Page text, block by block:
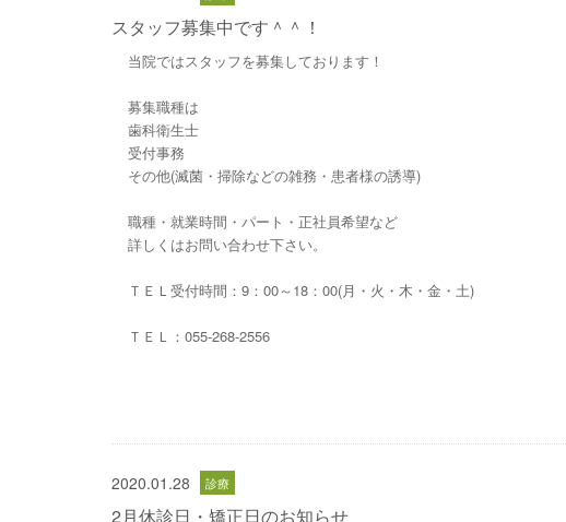
スタッフ募集中です＾＾！
当院ではスタッフを募集しております！
募集職種は
歯科衛生士
受付事務
その他(滅菌・掃除などの雑務・患者様の誘導)
職種・就業時間・パート・正社員希望など
詳しくはお問い合わせ下さい。
ＴＥＬ受付時間：9：00～18：00(月・火・木・金・土)
ＴＥＬ：055-268-2556
2020.01.28
2月休診日・矯正日のお知らせ